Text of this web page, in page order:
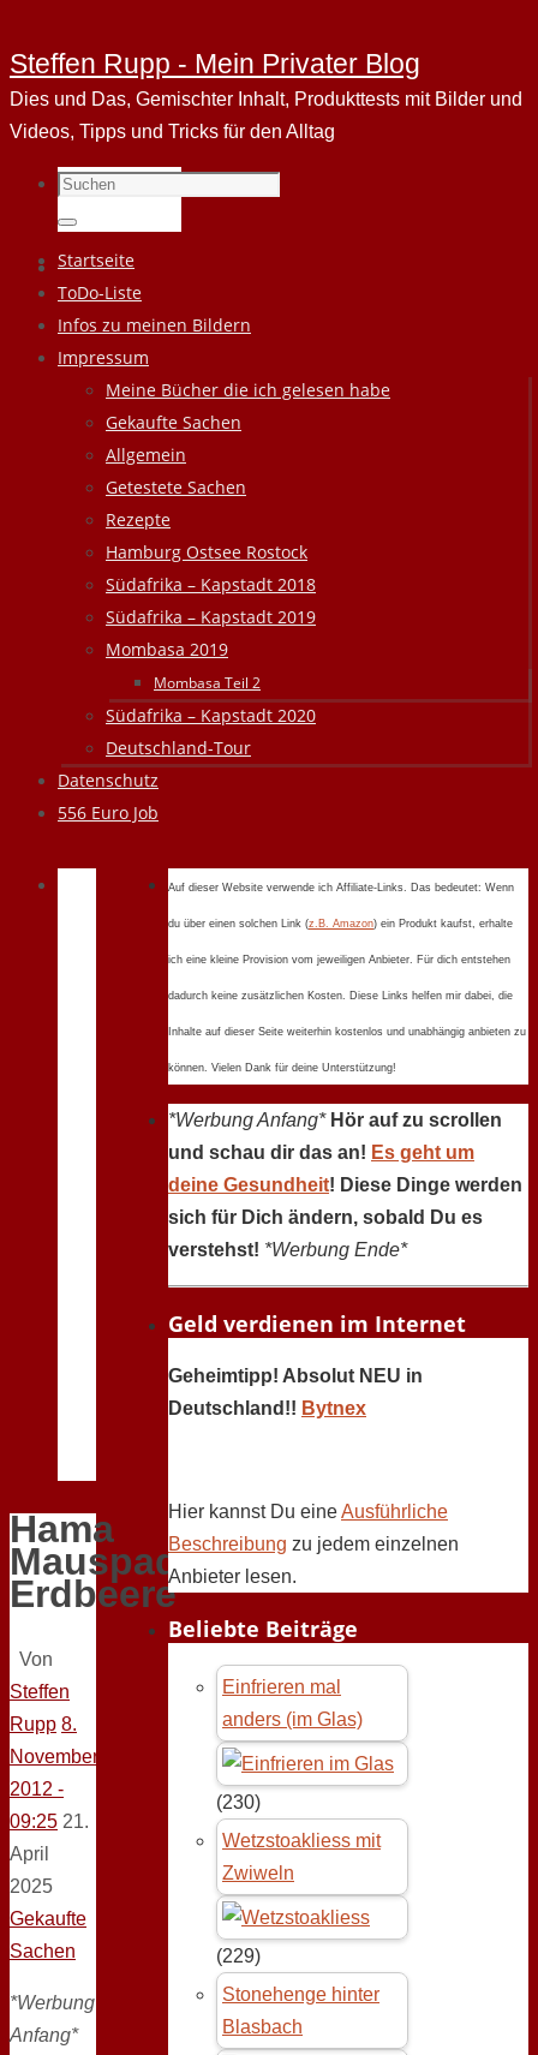
Steffen Rupp - Mein Privater Blog
Dies und Das, Gemischter Inhalt, Produkttests mit Bilder und
Videos, Tipps und Tricks für den Alltag
Suchen
nach:
Suchen
Zum
Inhalt
springen
Startseite
ToDo-Liste
Infos zu meinen Bildern
Impressum
Meine Bücher die ich gelesen habe
Gekaufte Sachen
Allgemein
Getestete Sachen
Rezepte
Hamburg Ostsee Rostock
Südafrika – Kapstadt 2018
Südafrika – Kapstadt 2019
Mombasa 2019
Mombasa Teil 2
Südafrika – Kapstadt 2020
Deutschland-Tour
Datenschutz
556 Euro Job
Hama
Mauspad
Erdbeere
Von
Steffen
Rupp 8.
November
2012 -
09:25 21.
April
2025
Gekaufte
Sachen
*Werbung
Anfang*
Auf dieser Website verwende ich Affiliate-Links. Das bedeutet: Wenn
du über einen solchen Link (z.B. Amazon) ein Produkt kaufst, erhalte
ich eine kleine Provision vom jeweiligen Anbieter. Für dich entstehen
dadurch keine zusätzlichen Kosten. Diese Links helfen mir dabei, die
Inhalte auf dieser Seite weiterhin kostenlos und unabhängig anbieten zu
können. Vielen Dank für deine Unterstützung!
*Werbung Anfang* Hör auf zu scrollen
und schau dir das an! Es geht um
deine Gesundheit! Diese Dinge werden
sich für Dich ändern, sobald Du es
verstehst! *Werbung Ende*
Geld verdienen im Internet
Geheimtipp! Absolut NEU in
Deutschland!! Bytnex
Hier kannst Du eineAusführliche
Beschreibung zu jedem einzelnen
Anbieter lesen.
Beliebte Beiträge
Einfrieren mal
anders (im Glas)
(230)
Wetzstoakliess mit
Zwiweln
(229)
Stonehenge hinter
Blasbach